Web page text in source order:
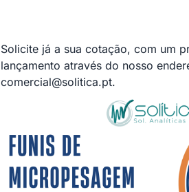
Solicite já a sua cotação, com um
lançamento através do nosso
comercial@solitica.pt.